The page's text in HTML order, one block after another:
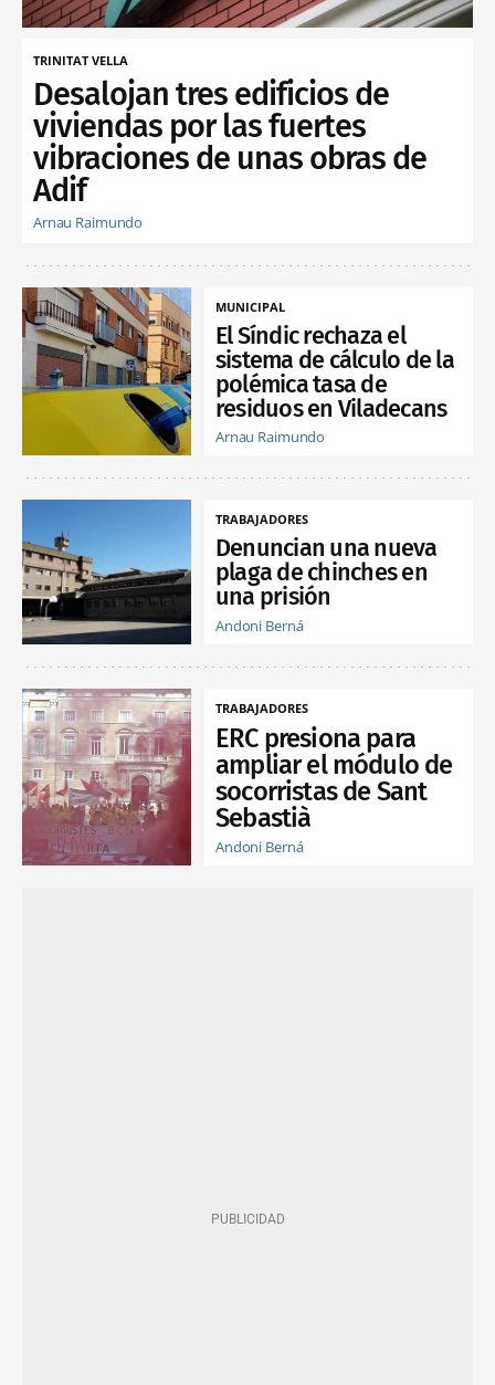
TRINITAT VELLA
Desalojan tres edificios de
viviendas por las fuertes
vibraciones de unas obras de
Adif
Arnau Raimundo
MUNICIPAL
El Síndic rechaza el
sistema de cálculo de la
polémica tasa de
residuos en Viladecans
Arnau Raimundo
TRABAJADORES
Denuncian una nueva
plaga de chinches en
una prisión
Andoni Berná
TRABAJADORES
ERC presiona para
ampliar el módulo de
socorristas de Sant
Sebastià
Andoni Berná